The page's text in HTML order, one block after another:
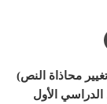
محاذاة النص)
الدراسي الأول